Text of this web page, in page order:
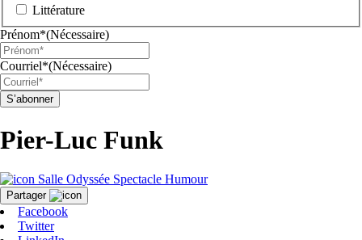
Littérature
Prénom*(Nécessaire)
Courriel*(Nécessaire)
Pier-Luc Funk
Salle Odyssée Spectacle Humour
Partager
Facebook
Twitter